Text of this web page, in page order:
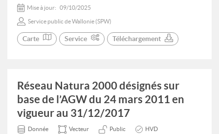
Mise à jour: 09/10/2025
Service public de Wallonie (SPW)
Carte Service Téléchargement
Réseau Natura 2000 désignés sur
base de l’AGW du 24 mars 2011 en
vigueur au 31/12/2017
Donnée Vecteur Public HVD